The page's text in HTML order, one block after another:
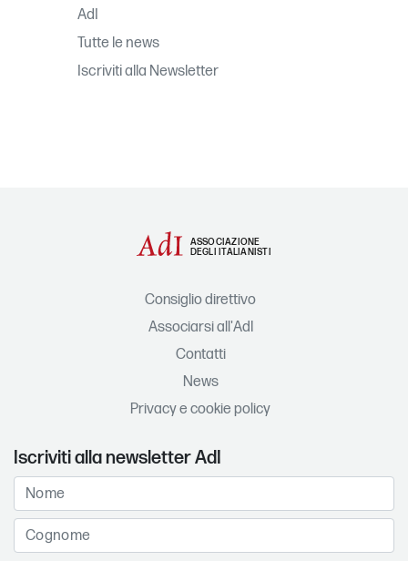
AdI
Tutte le news
Iscriviti alla Newsletter
ASSOCIAZIONE
DEGLI ITALIANISTI
Consiglio direttivo
Associarsi all'AdI
Contatti
News
Privacy e cookie policy
Iscriviti alla newsletter AdI